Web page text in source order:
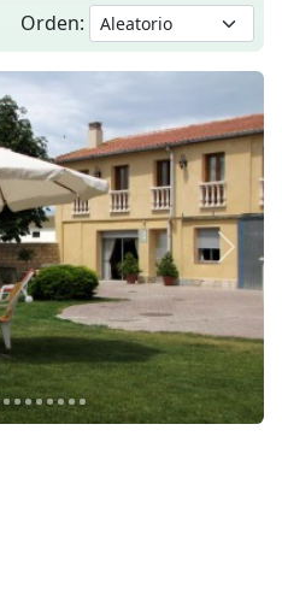
Orden: